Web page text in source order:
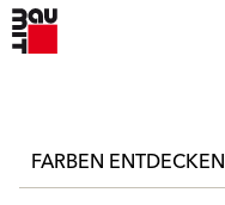
FARBEN ENTDECKEN